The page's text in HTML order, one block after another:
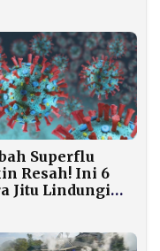
Superflu
Resah! Ini 6
Jitu Lindungi